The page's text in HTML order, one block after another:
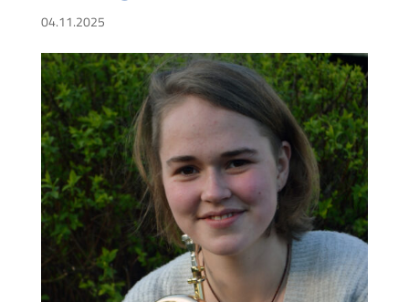
04.11.2025